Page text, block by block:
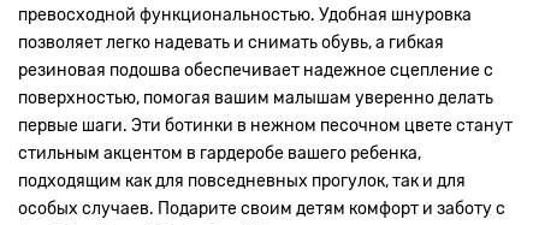
превосходной функциональностью. Удобная шнуровка
позволяет легко надевать и снимать обувь, а гибкая
резиновая подошва обеспечивает надежное сцепление с
поверхностью, помогая вашим малышам уверенно делать
первые шаги. Эти ботинки в нежном песочном цвете станут
стильным акцентом в гардеробе вашего ребенка,
подходящим как для повседневных прогулок, так и для
особых случаев. Подарите своим детям комфорт и заботу с